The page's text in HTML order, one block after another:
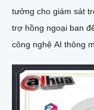
tưởng cho giám sát
trợ hồng ngoại ban đêm
công nghệ AI thông
xác trong cảnh báo